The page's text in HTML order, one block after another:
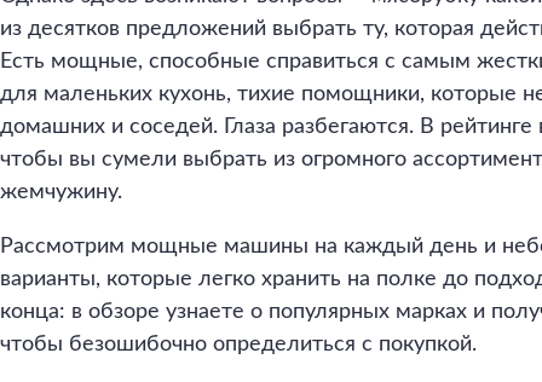
из десятков предложений выбрать ту, которая
Есть мощные, способные справиться с самым
для маленьких кухонь, тихие помощники, которые
домашних и соседей. Глаза разбегаются. В
чтобы вы сумели выбрать из огромного
жемчужину.
Рассмотрим мощные машины на каждый день и
варианты, которые легко хранить на полке до
конца: в обзоре узнаете о популярных марках и
чтобы безошибочно определиться с покупкой.